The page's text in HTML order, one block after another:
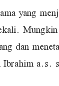
yang
dan
a.s.